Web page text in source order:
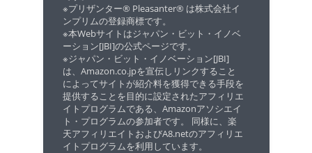
※プリザンター® Pleasanter® は株式会社イ
ンプリムの登録商標です。
※本Webサイトはジャパン・ビット・イノベ
ーション[JBI]の公式ページです。
※ジャパン・ビット・イノベーション[JBI]
は、Amazon.co.jpを宣伝しリンクすること
によってサイトが紹介料を獲得できる手段を
提供することを目的に設定されたアフィリエ
イトプログラムである、Amazonアソシエイ
ト・プログラムの参加者です。 同様に、楽
天アフィリエイトおよびA8.netのアフィリエ
イトプログラムを利用しています。